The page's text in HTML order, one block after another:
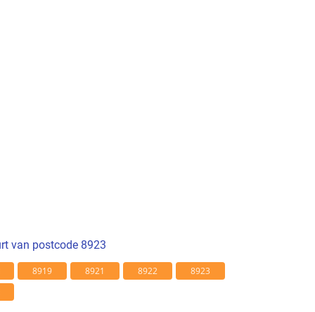
van postcode 8923
8919 8921 8922
8923